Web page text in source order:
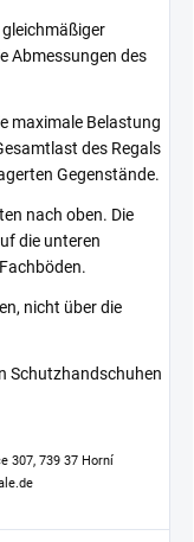
Abmessungen des
maximale Belastung
des Regals
Gegenstände.
nach oben. Die
die unteren
nicht über die
Schutzhandschuhen
307, 739 37 Horní